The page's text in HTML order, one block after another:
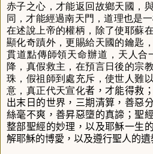
赤子之心，才能返回故鄉天國，
同，才能經過南天門，道理也是
在述說上帝的權柄，除了使耶蘇
顯化奇蹟外，更賜給天國的鑰匙
貫道點傳師領天命辦道，天人合
降，真假救主，在預言日後的宗
珠，假祖師到處充斥，使世人難
意，真正代天宣化者，才能得救
出末日的世界，三期清算，善惡
絲毫不爽，善昇惡墮的真諦；聖
整部聖經的妙理，以及耶穌一生
解耶穌的博愛，以及遵行聖人的遺